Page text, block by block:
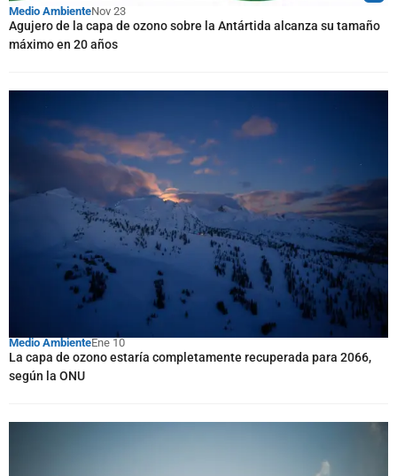
Medio AmbienteNov 23
Agujero de la capa de ozono sobre la Antártida alcanza su tamaño
máximo en 20 años
Medio AmbienteEne 10
La capa de ozono estaría completamente recuperada para 2066,
según la ONU